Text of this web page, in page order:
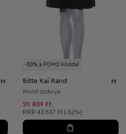
M
-30% a FOMO kóddal
Bitte Kai Rand M
Rövid szoknya
20 809 Ft
Ajánlott ár:
RRP 43 637 Ft (-52%)